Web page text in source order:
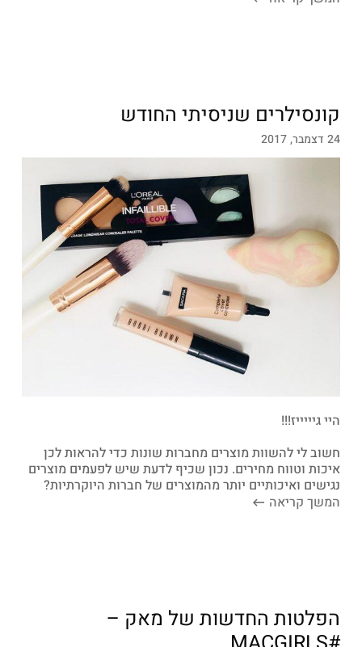
קונסילרים שניסיתי החודש
24 דצמבר, 2017
היי גיייייז!!!
חשוב לי להשוות מוצרים מחברות שונות כדי להראות לכן
איכות וטווח מחירים. נכון שכיף לדעת שיש לפעמים מוצרים
נגישים ואיכותיים יותר מהמוצרים של חברות היוקרתיות?
המשך קריאה
הפלטות החדשות של מאק –